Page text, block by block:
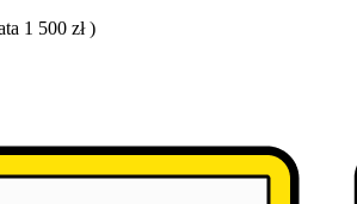
1 500 zł)